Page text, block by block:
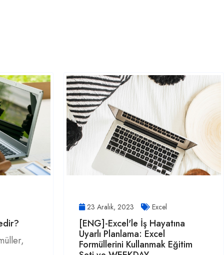
23 Aralık, 2023 Excel
[ENG]-Excel'le İş Hayatına
Uyarlı Planlama: Excel
Formüllerini Kullanmak Eğitim